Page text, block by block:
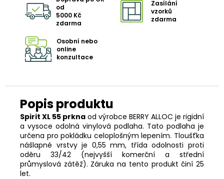
od
5000 Kč
zdarma
Zasílání
vzorků
zdarma
Osobní nebo
online
konzultace
Spirit XL 55 prkna od výrobce BERRY ALLOC je rigidní
a vysoce odolná vinylová podlaha. Tato podlaha je
určena pro pokládku celoplošným lepením. Tloušťka
nášlapné vrstvy je 0,55 mm, třída odolnosti proti
oděru 33/42 (nejvyšší komerční a střední
průmyslová zátěž). Záruka na tento produkt činí 25
let.